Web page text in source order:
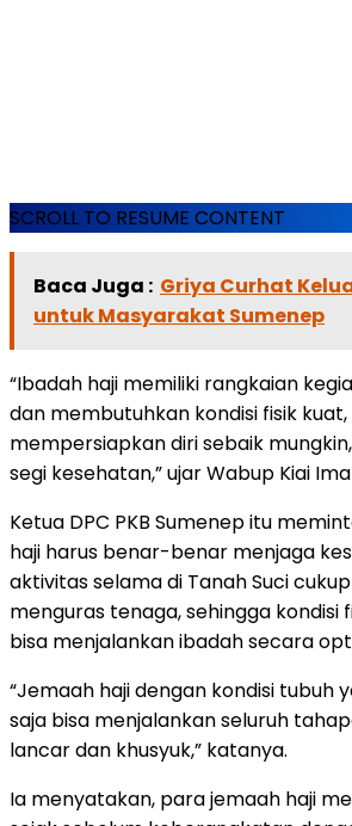
SCROLL TO RESUME CONTENT
Baca Juga : Griya Curhat
untuk Masyarakat Sumenep
“Ibadah haji memiliki rangkaian
dan membutuhkan kondisi fisik
mempersiapkan diri sebaik
segi kesehatan,” ujar Wabup Kiai
Ketua DPC PKB Sumenep itu
haji harus benar-benar menjaga
aktivitas selama di Tanah Suci
menguras tenaga, sehingga kondisi
bisa menjalankan ibadah secara
“Jemaah haji dengan kondisi tubuh
saja bisa menjalankan seluruh
lancar dan khusyuk,” katanya.
Ia menyatakan, para jemaah haji